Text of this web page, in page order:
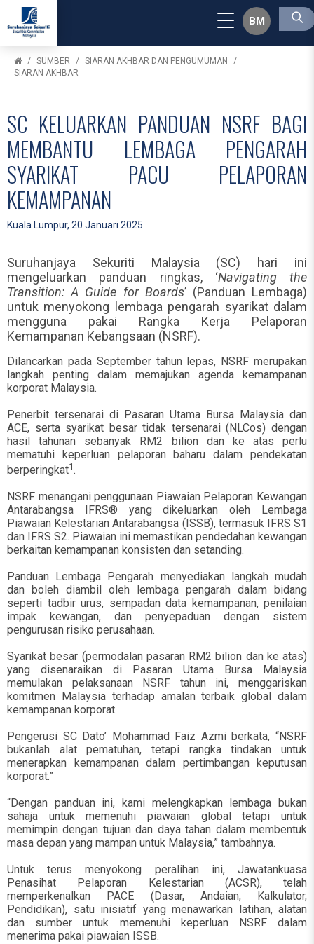
BM
SUMBER
SIARAN AKHBAR DAN PENGUMUMAN
SIARAN AKHBAR
SC KELUARKAN PANDUAN NSRF BAGI
MEMBANTU LEMBAGA PENGARAH
SYARIKAT PACU PELAPORAN
KEMAMPANAN
Kuala Lumpur, 20 Januari 2025
Suruhanjaya Sekuriti Malaysia (SC) hari ini
mengeluarkan panduan ringkas, ‘Navigating the
Transition: A Guide for Boards’ (Panduan Lembaga)
untuk menyokong lembaga pengarah syarikat dalam
mengguna pakai Rangka Kerja Pelaporan
Kemampanan Kebangsaan (NSRF).
Dilancarkan pada September tahun lepas, NSRF merupakan
langkah penting dalam memajukan agenda kemampanan
korporat Malaysia.
Penerbit tersenarai di Pasaran Utama Bursa Malaysia dan
ACE, serta syarikat besar tidak tersenarai (NLCos) dengan
hasil tahunan sebanyak RM2 bilion dan ke atas perlu
mematuhi keperluan pelaporan baharu dalam pendekatan
berperingkat1.
NSRF menangani penggunaan Piawaian Pelaporan Kewangan
Antarabangsa IFRS® yang dikeluarkan oleh Lembaga
Piawaian Kelestarian Antarabangsa (ISSB), termasuk IFRS S1
dan IFRS S2. Piawaian ini memastikan pendedahan kewangan
berkaitan kemampanan konsisten dan setanding.
Panduan Lembaga Pengarah menyediakan langkah mudah
dan boleh diambil oleh lembaga pengarah dalam bidang
seperti tadbir urus, sempadan data kemampanan, penilaian
impak kewangan, dan penyepaduan dengan sistem
pengurusan risiko perusahaan.
Syarikat besar (permodalan pasaran RM2 bilion dan ke atas)
yang disenaraikan di Pasaran Utama Bursa Malaysia
memulakan pelaksanaan NSRF tahun ini, menggariskan
komitmen Malaysia terhadap amalan terbaik global dalam
kemampanan korporat.
Pengerusi SC Dato’ Mohammad Faiz Azmi berkata, “NSRF
bukanlah alat pematuhan, tetapi rangka tindakan untuk
menerapkan kemampanan dalam pertimbangan keputusan
korporat.”
“Dengan panduan ini, kami melengkapkan lembaga bukan
sahaja untuk memenuhi piawaian global tetapi untuk
memimpin dengan tujuan dan daya tahan dalam membentuk
masa depan yang mampan untuk Malaysia,” tambahnya.
Untuk terus menyokong peralihan ini, Jawatankuasa
Penasihat Pelaporan Kelestarian (ACSR), telah
memperkenalkan PACE (Dasar, Andaian, Kalkulator,
Pendidikan), satu inisiatif yang menawarkan latihan, alatan
dan sumber untuk memenuhi keperluan NSRF dalam
menerima pakai piawaian ISSB.